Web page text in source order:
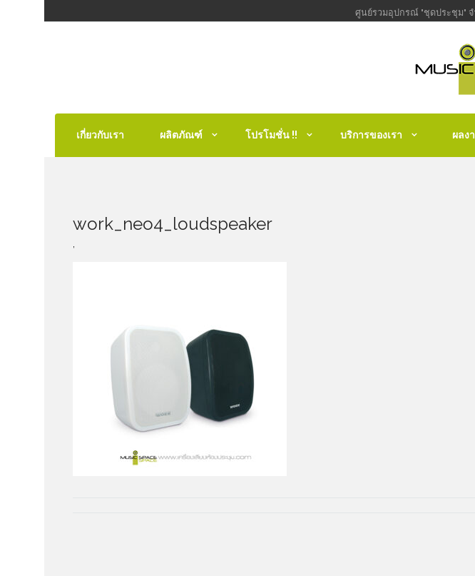
ศูนย์รวมอุปกรณ์ "ชุดประชุม"
เกี่ยวกับเรา ผลิตภัณฑ์ โปรโมชั่น !! บริการของเรา ผลง
work_neo4_loudspeaker